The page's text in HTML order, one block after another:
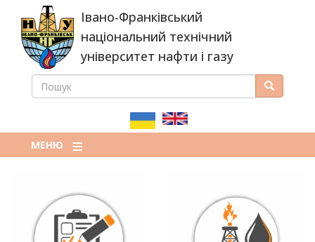
основного
вмісту
Івано-Франківський
національний технічний
університет нафти і газу
ПОШУКОВА
ПОШУК Пошук
МЕНЮ